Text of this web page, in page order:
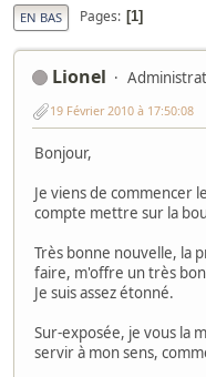
EN BAS Pages 1
Lionel
19 Février 2010 à 17:50:08
Bonjour,
Je viens de commencer
compte mettre sur la
Très bonne nouvelle, la
faire, m'offre un très
Je suis assez étonné.
Sur-exposée, je vous la
servir à mon sens,